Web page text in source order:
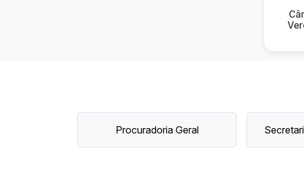
Procuradoria Geral